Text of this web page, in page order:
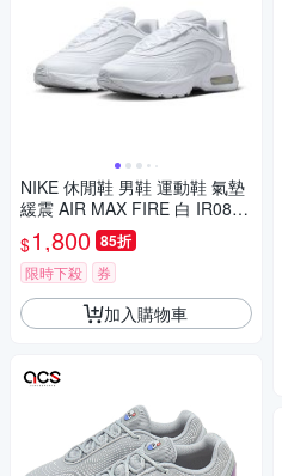
NIKE 休閒鞋 男鞋 運動鞋 氣墊
緩震 AIR MAX FIRE 白 IR0819
-100
$1,800 85折
限時下殺 券
加入購物車